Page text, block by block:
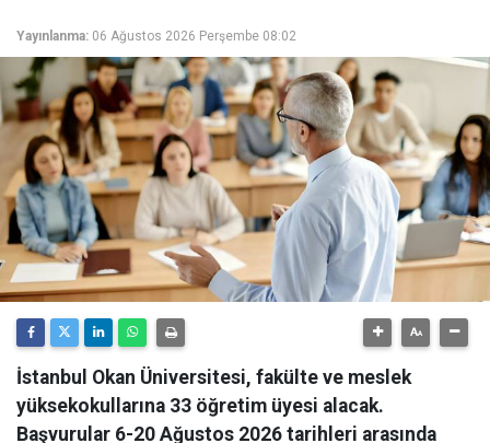
Yayınlanma: 06 Ağustos 2026 Perşembe 08:02
İstanbul Okan Üniversitesi, fakülte ve meslek
yüksekokullarına 33 öğretim üyesi alacak.
Başvurular 6-20 Ağustos 2026 tarihleri arasında